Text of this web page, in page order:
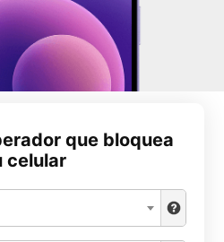
que bloquea
celular